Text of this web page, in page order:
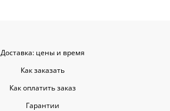
Доставка: цены и время
Как заказать
Как оплатить заказ
Гарантии